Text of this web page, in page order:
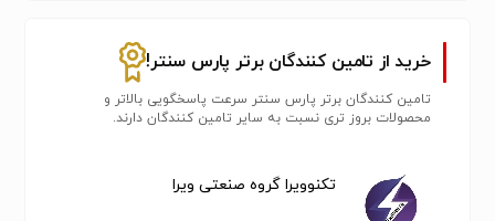
خرید از تامین کنندگان برتر پارس سنتر!
تامین کنندگان برتر پارس سنتر سرعت پاسخگویی بالاتر و
محصولات بروز تری نسبت به سایر تامین کنندگان دارند.
تکنوویرا گروه صنعتی ویرا